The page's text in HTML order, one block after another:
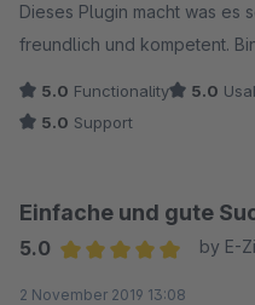
Dieses Plugin macht was es
freundlich und kompetent.
5.0 Functionality 5.0
5.0 Support
Einfache und gute
5.0
by E-
2 November 2019 13:08